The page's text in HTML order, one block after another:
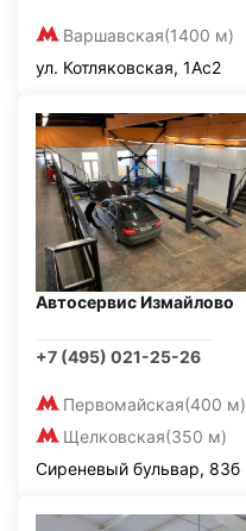
Варшавская(1400 м)
ул. Котляковская, 1Ас2
Автосервис Измайлово
+7 (495) 021-25-26
Первомайская(400 м)
Щелковская(350 м)
Сиреневый бульвар, 83б